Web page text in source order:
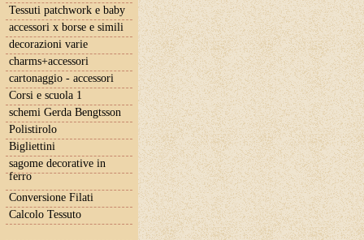
Tessuti patchwork e baby
accessori x borse e simili
decorazioni varie
charms+accessori
cartonaggio - accessori
Corsi e scuola 1
schemi Gerda Bengtsson
Polistirolo
Bigliettini
sagome decorative in
ferro
Conversione Filati
Calcolo Tessuto